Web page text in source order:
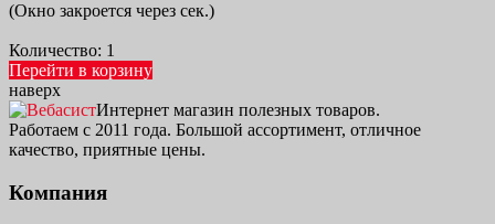
(Окно закроется через сек.)
Количество: 1
Перейти в корзину
наверх
Интернет магазин полезных товаров.
Работаем с 2011 года. Большой ассортимент, отличное
качество, приятные цены.
Компания